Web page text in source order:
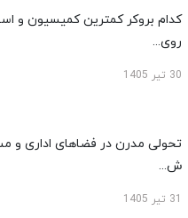
کدام بروکر کمترین کمیسیون و
روی...
30 تیر 1405
تحولی مدرن در فضاهای اداری و
ش...